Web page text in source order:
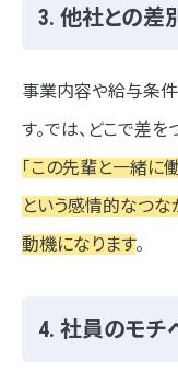
3. 他社との差
事業内容や給与条
す。では、どこで差を
「この先輩と一緒に
という感情的なつな
動機になります。
4. 社員のモチ